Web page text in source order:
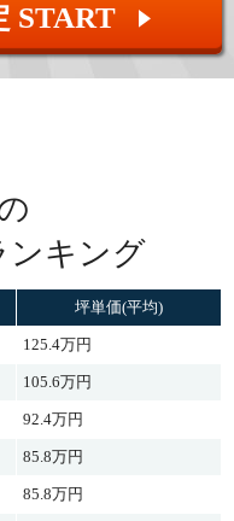
START ▲
ンキング
坪単価(平均)
125.4万円
105.6万円
92.4万円
85.8万円
85.8万円